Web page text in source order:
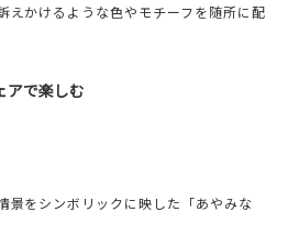
えかけるような色やモチーフを随所に配
アで楽しむ
景をシンボリックに映した「あやみな